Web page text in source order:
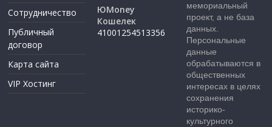
Сотрудничество
Публичный
договор
Карта сайта
VIP Хостинг
ЮMoney
Кошелек
41001254513356
мемориальный
проект, а не база
данных.
Персональные
данные
обрабатываются в
общественных
интересах в целях
сохранения
историко-
культурного